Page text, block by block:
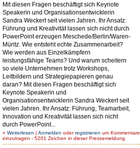
Mit diesen Fragen beschäftigt sich Keynote
Speakerin und Organisationsentwicklerin
Sandra Weckert seit vielen Jahren. Ihr Ansatz:
Führung und Kreativität lassen sich nicht durch
PowerPoint erzeugen Meschede/Berlin/Waren-
Müritz. Wie entsteht echte Zusammenarbeit?
Wie werden aus Einzelkämpfern
leistungsfähige Teams? Und warum scheitern
so viele Unternehmen trotz Workshops,
Leitbildern und Strategiepapieren genau
daran? Mit diesen Fragen beschäftigt sich
Keynote Speakerin und
Organisationsentwicklerin Sandra Weckert seit
vielen Jahren. Ihr Ansatz: Führung, Teamarbeit,
Innovation und Kreativität lassen sich nicht
durch PowerPoint...
» Weiterlesen | Anmelden oderregistrieren um Kommentare
einzutragen - 5201 Zeichen in dieser Pressemeldung